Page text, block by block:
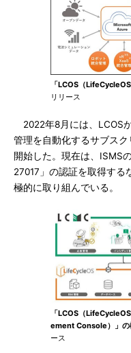
「LCOS（
リリース
2022年8月には、LCOS
管理を自動化するサブス
開始した。現在は、ISMS
27017」の認証を取得する
極的に取り組んでいる。
「LCOS（
ement Console）」の
ース